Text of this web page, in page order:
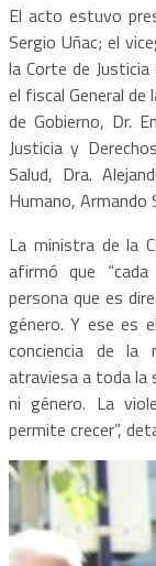
El acto estuvo
Sergio Uñac; el
la Corte de Justicia
el fiscal General
de Gobierno, Dr.
Justicia y
Salud, Dra.
Humano, Armando
La ministra de la
afirmó que
persona que es
género. Y ese es
conciencia de la
atraviesa a toda la
ni género. La
permite crecer”,